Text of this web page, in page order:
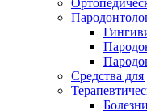
Средства для